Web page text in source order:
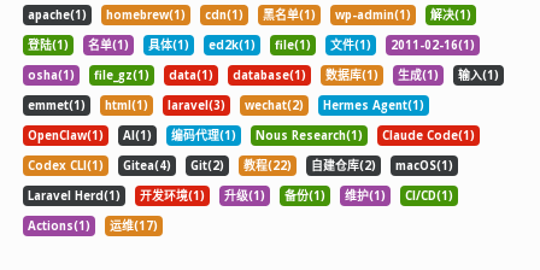
apache(1)
homebrew(1) cdn(1) 黑名单(1) wp-admin(1)
解决(1)
登陆(1)
名单(1) 具体(1) ed2k(1) file(1) 文件(1)
2011-02-16(1)
osha(1)
file_gz(1) data(1) database(1) 数据库(1) 生成(1)
输入(1)
emmet(1)
html(1) laravel(3) wechat(2)
Hermes Agent(1)
OpenClaw(1)
AI(1) 编码代理(1) Nous Research(1)
Claude Code(1)
Codex CLI(1)
Gitea(4) Git(2) 教程(22) 自建仓库(2)
macOS(1)
Laravel Herd(1)
开发环境(1) 升级(1) 备份(1) 维护(1)
CI/CD(1)
Actions(1)
运维(17)